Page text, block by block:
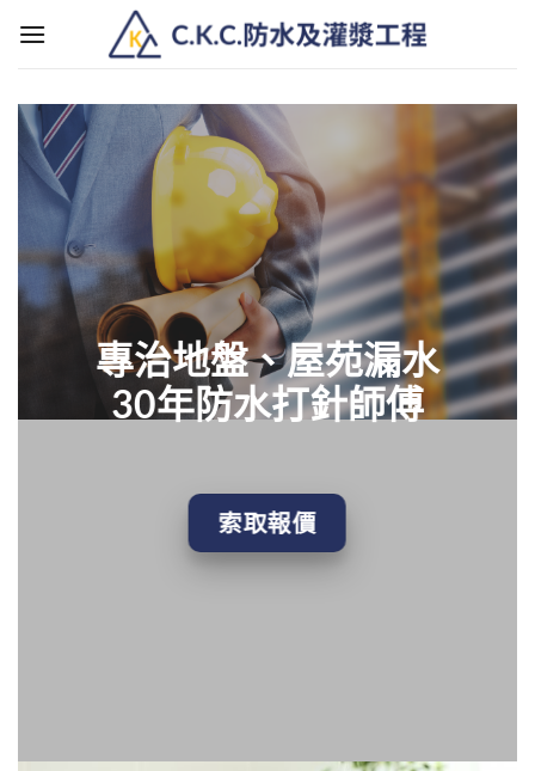
專治地盤、屋苑漏水
30年防水打針師傅
索取報價